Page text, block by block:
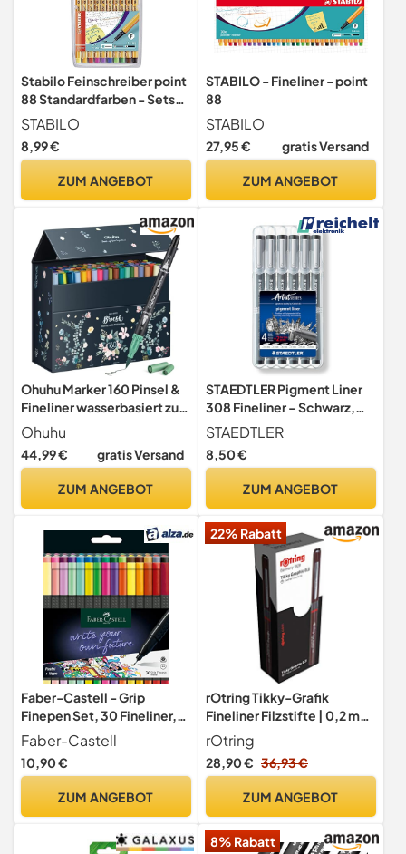
Stabilo Feinschreiber point
88 Standardfarben - Sets
6er/10er/20er
STABILO
8,99 €
ZUM ANGEBOT
STABILO - Fineliner - point
88
STABILO
27,95 € gratis Versand
ZUM ANGEBOT
Ohuhu Marker 160 Pinsel &
Fineliner wasserbasiert zum
Zeichnen & Ausmalen
Ohuhu
44,99 € gratis Versand
ZUM ANGEBOT
STAEDTLER Pigment Liner
308 Fineliner – Schwarz,
6er Box
STAEDTLER
8,50 €
ZUM ANGEBOT
Faber-Castell - Grip
Finepen Set, 30 Fineliner,
Linienbreite 0,4 mm
Faber-Castell
10,90 €
ZUM ANGEBOT
22% Rabatt
rOtring Tikky-Grafik
Fineliner Filzstifte | 0,2 mm
| schwarze Tinte | 12 Stück
rOtring
28,90 € 36,93 €
ZUM ANGEBOT
8% Rabatt